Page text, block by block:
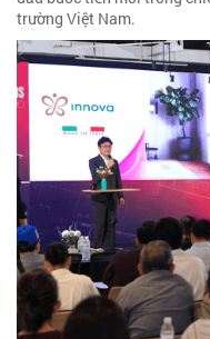
trường Việt Nam.